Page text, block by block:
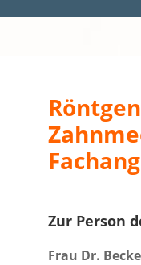
Zur Person
Frau Dr.